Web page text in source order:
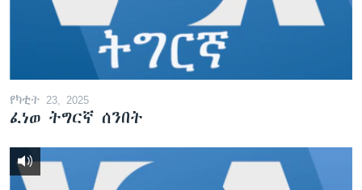
የካቲት 23, 2025
ፈነወ ትግርኛ ሰንበት